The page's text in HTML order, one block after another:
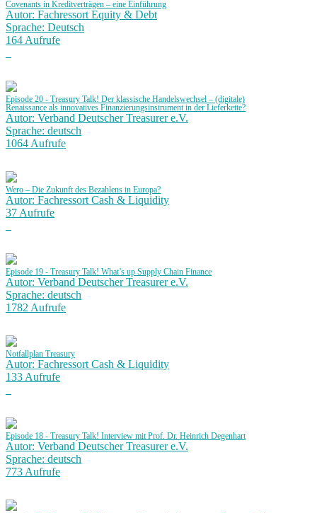
Covenants in Kreditverträgen – eine Einführung
Autor: Fachressort Equity & Debt
Sprache: Deutsch
164 Aufrufe
Episode 20 - Treasury Talk! Der klassische Handelswechsel – (digitale)
Renaissance als innovatives Finanzierungsinstrument in der Lieferkette?
Autor: Verband Deutscher Treasurer e.V.
Sprache: deutsch
1064 Aufrufe
Wero – Die Zukunft des Bezahlens in Europa?
Autor: Fachressort Cash & Liquidity
37 Aufrufe
Episode 19 - Treasury Talk! What’s up Supply Chain Finance
Autor: Verband Deutscher Treasurer e.V.
Sprache: deutsch
1782 Aufrufe
Notfallplan Treasury
Autor: Fachressort Cash & Liquidity
133 Aufrufe
Episode 18 - Treasury Talk! Interview mit Prof. Dr. Heinrich Degenhart
Autor: Verband Deutscher Treasurer e.V.
Sprache: deutsch
773 Aufrufe